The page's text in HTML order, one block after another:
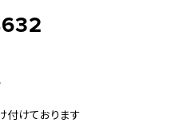
けております